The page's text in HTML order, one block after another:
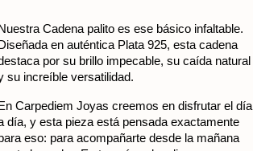
Cadena palito es ese básico infaltable.
en auténtica Plata 925, esta cadena
por su brillo impecable, su caída natural
su increíble versatilidad.
Carpediem Joyas creemos en disfrutar el día
día, y esta pieza está pensada exactamente
eso: para acompañarte desde la mañana